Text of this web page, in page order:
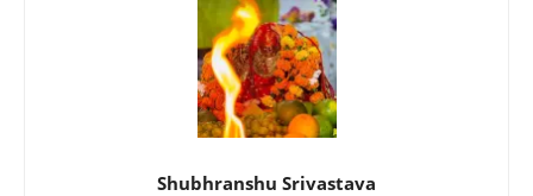
Shubhranshu Srivastava